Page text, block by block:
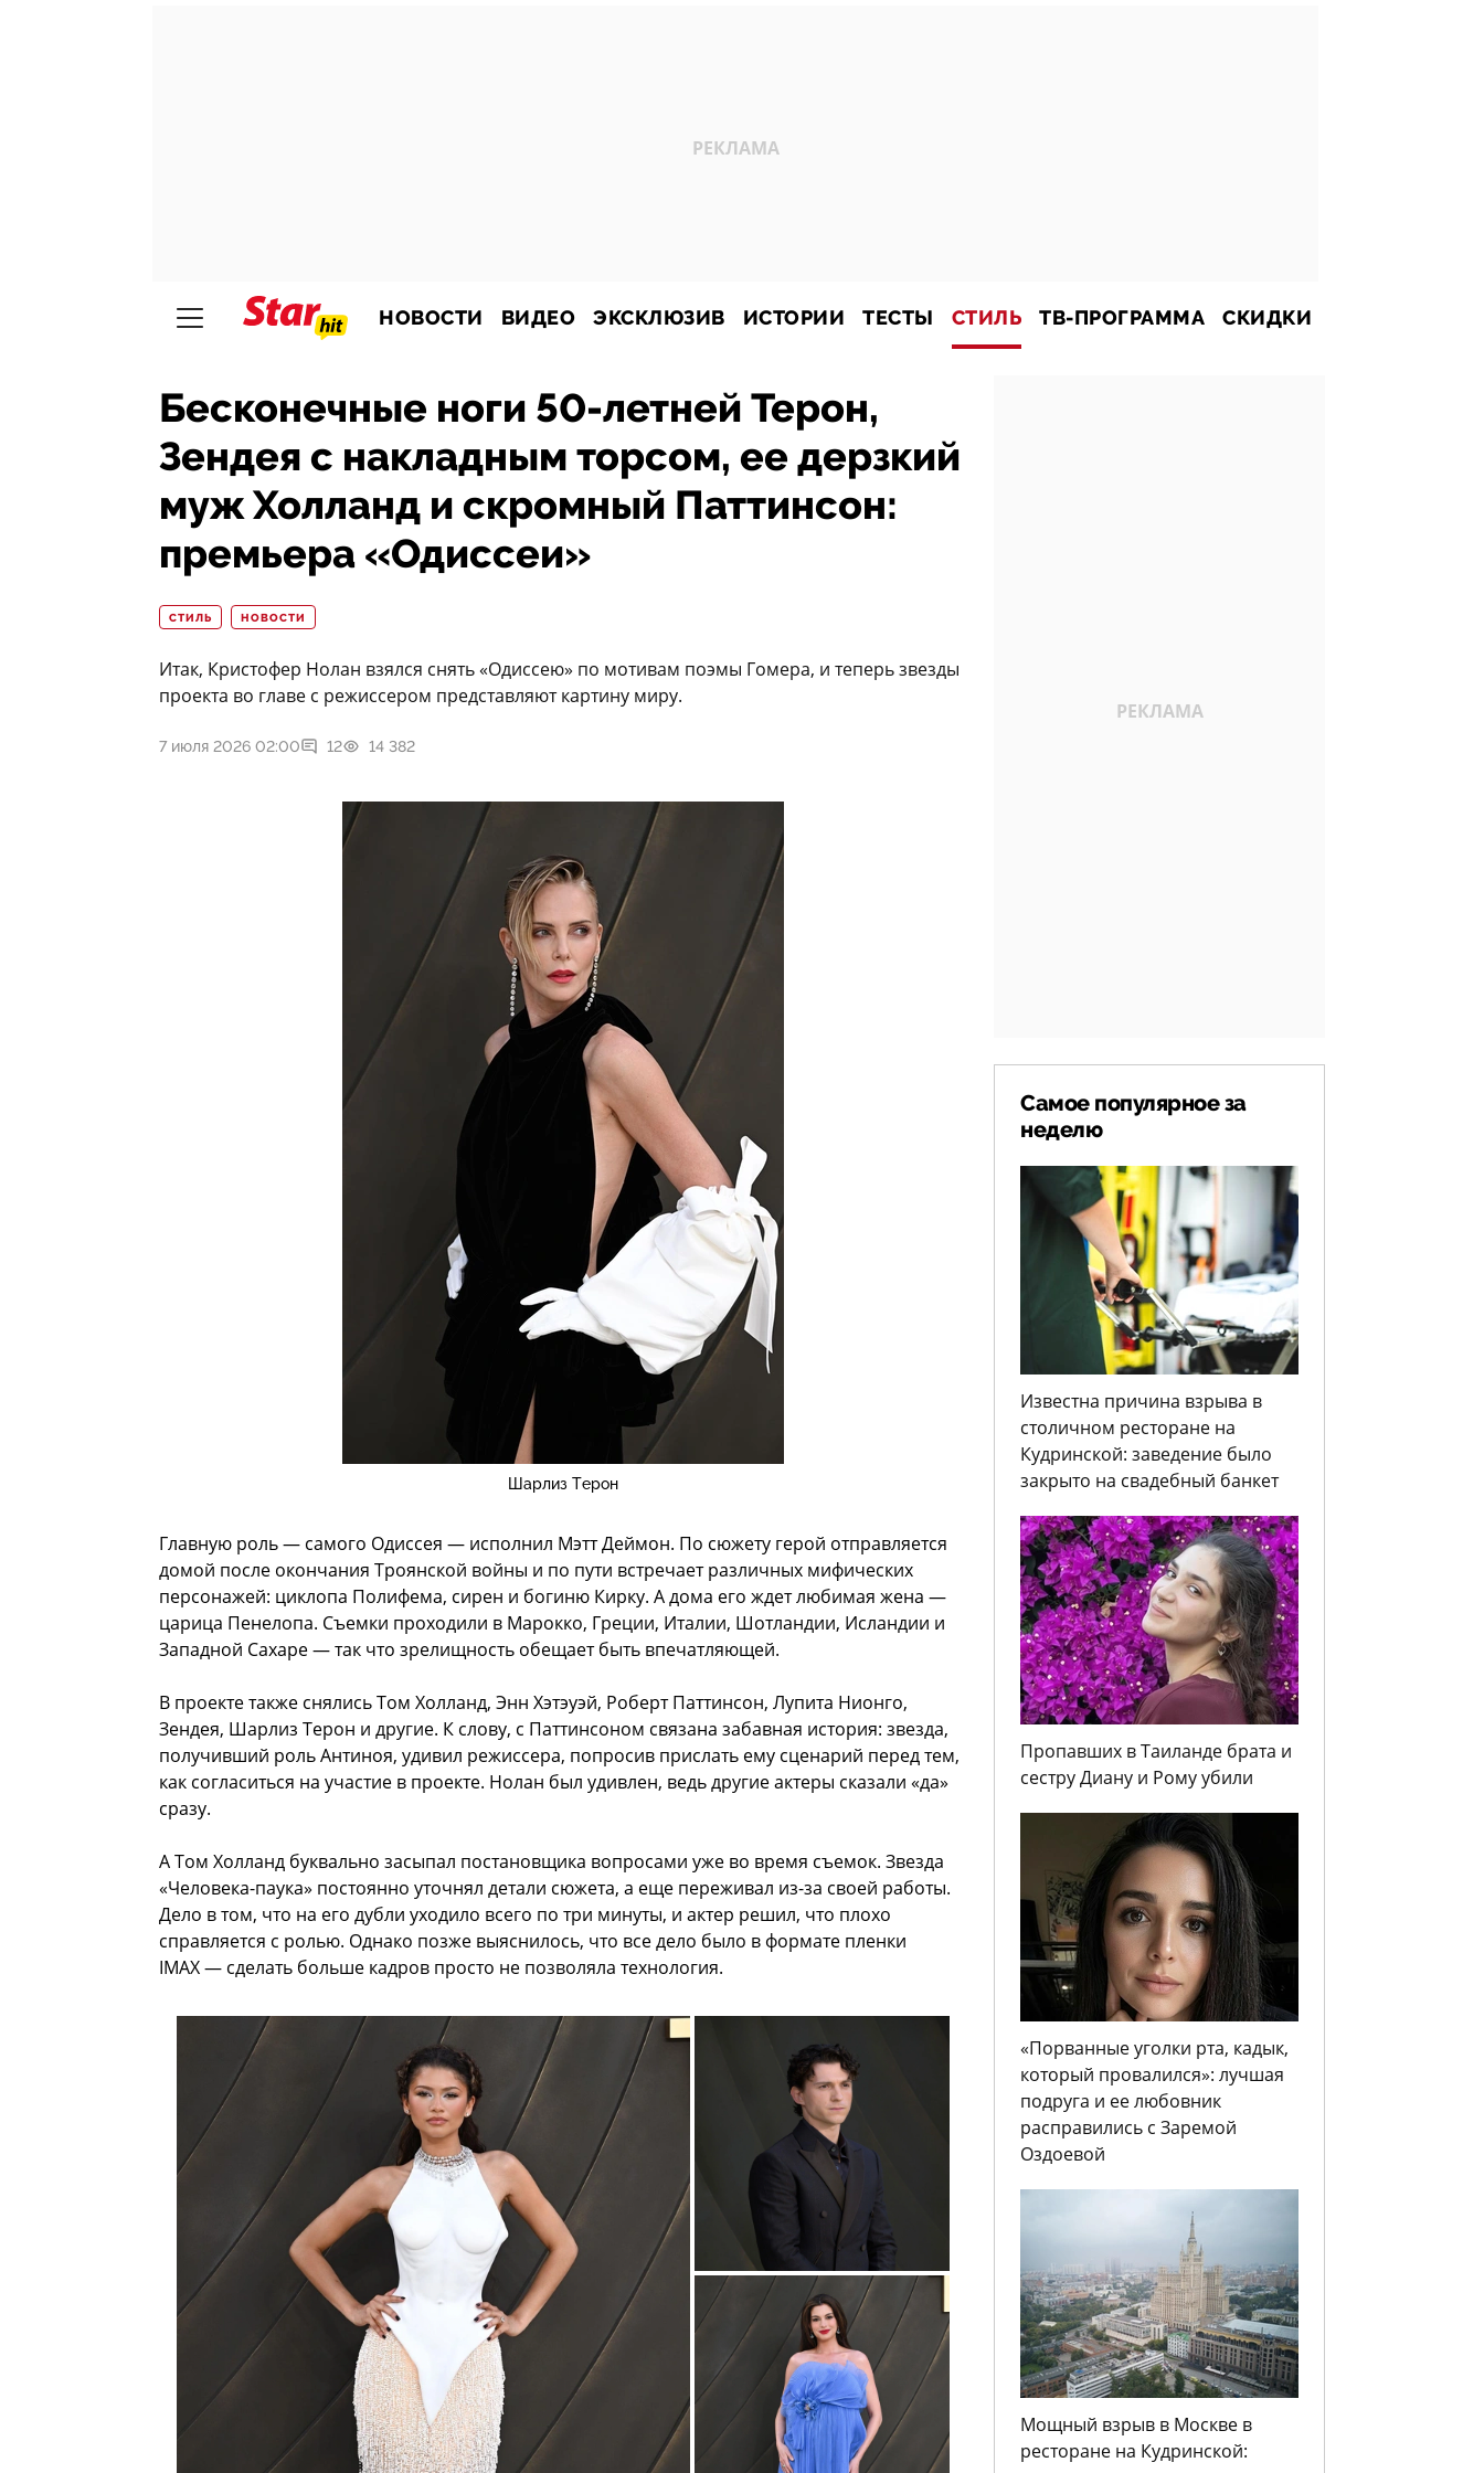
НОВОСТИ ВИДЕО ЭКСКЛЮЗИВ ИСТОРИИ ТЕСТЫ СТИЛЬ ТВ-ПРОГРАММА СКИДКИ
Бесконечные ноги 50-летней Терон,
Зендея с накладным торсом, ее дерзкий
муж Холланд и скромный Паттинсон:
премьера «Одиссеи»
СТИЛЬ НОВОСТИ
Итак, Кристофер Нолан взялся снять «Одиссею» по мотивам поэмы Гомера, и теперь звезды
проекта во главе с режиссером представляют картину миру.
7 июля 2026 02:00 12 14 382
Шарлиз Терон
Главную роль — самого Одиссея — исполнил Мэтт Деймон. По сюжету герой отправляется
домой после окончания Троянской войны и по пути встречает различных мифических
персонажей: циклопа Полифема, сирен и богиню Кирку. А дома его ждет любимая жена —
царица Пенелопа. Съемки проходили в Марокко, Греции, Италии, Шотландии, Исландии и
Западной Сахаре — так что зрелищность обещает быть впечатляющей.
В проекте также снялись Том Холланд, Энн Хэтэуэй, Роберт Паттинсон, Лупита Нионго,
Зендея, Шарлиз Терон и другие. К слову, с Паттинсоном связана забавная история: звезда,
получивший роль Антиноя, удивил режиссера, попросив прислать ему сценарий перед тем,
как согласиться на участие в проекте. Нолан был удивлен, ведь другие актеры сказали «да»
сразу.
А Том Холланд буквально засыпал постановщика вопросами уже во время съемок. Звезда
«Человека-паука» постоянно уточнял детали сюжета, а еще переживал из-за своей работы.
Дело в том, что на его дубли уходило всего по три минуты, и актер решил, что плохо
справляется с ролью. Однако позже выяснилось, что все дело было в формате пленки
IMAX — сделать больше кадров просто не позволяла технология.
Самое популярное за
неделю
Известна причина взрыва в
столичном ресторане на
Кудринской: заведение было
закрыто на свадебный банкет
Пропавших в Таиланде брата и
сестру Диану и Рому убили
«Порванные уголки рта, кадык,
который провалился»: лучшая
подруга и ее любовник
расправились с Заремой
Оздоевой
Мощный взрыв в Москве в
ресторане на Кудринской: